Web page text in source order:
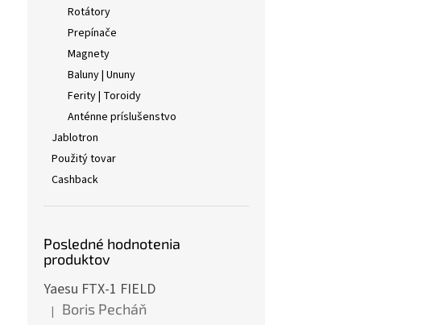
Rotátory
Prepínače
Magnety
Baluny | Ununy
Ferity | Toroidy
Anténne príslušenstvo
Jablotron
Použitý tovar
Cashback
Posledné hodnotenia
produktov
Yaesu FTX-1 FIELD
Hodnotenie produktu je 5 z 5 hviezdičiek.
| Boris Pecháň